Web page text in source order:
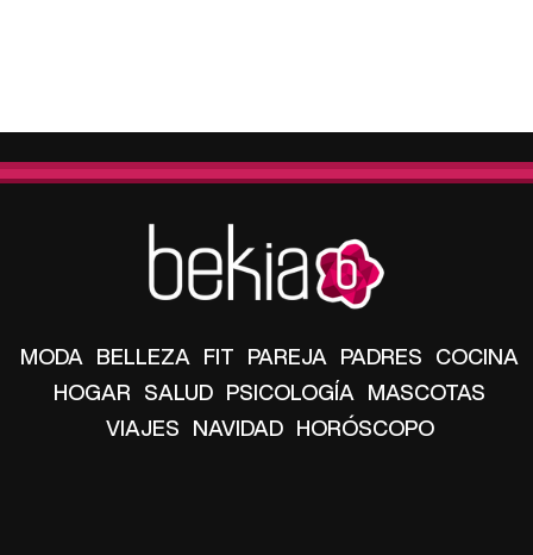
MODA BELLEZA FIT PAREJA PADRES COCINA
HOGAR SALUD PSICOLOGÍA MASCOTAS
VIAJES NAVIDAD HORÓSCOPO